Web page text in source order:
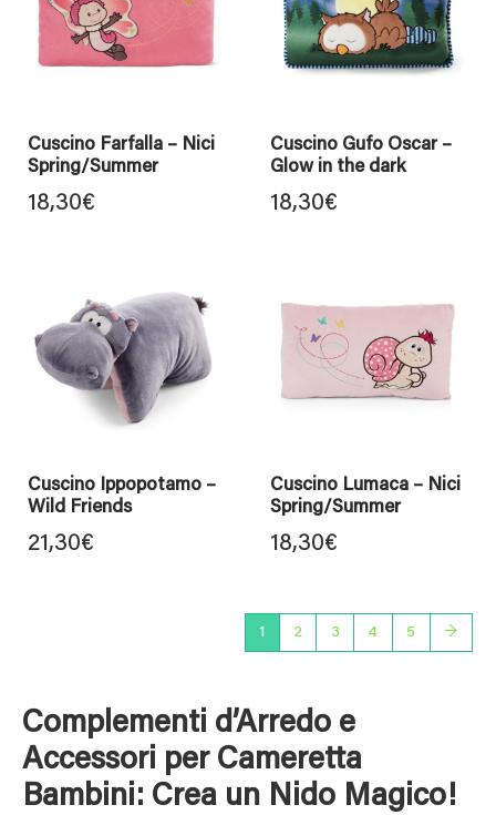
Cuscino Farfalla – Nici
Spring/Summer
18,30€
Cuscino Gufo Oscar –
Glow in the dark
18,30€
Cuscino Ippopotamo –
Wild Friends
21,30€
Cuscino Lumaca – Nici
Spring/Summer
18,30€
1 2 3 4 5 →
Complementi d’Arredo e
Accessori per Cameretta
Bambini: Crea un Nido Magico!